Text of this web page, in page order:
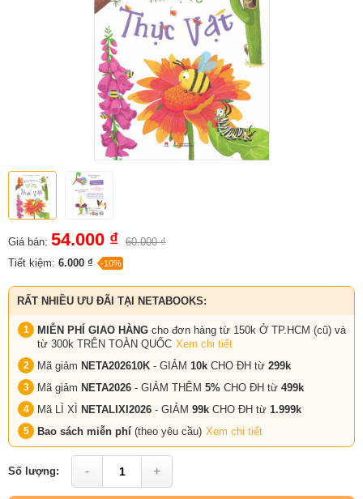
Giá bán: 54.000 ₫ 60.000 ₫
Tiết kiệm: 6.000 ₫ -10%
RẤT NHIỀU ƯU ĐÃI TẠI NETABOOKS:
MIỄN PHÍ GIAO HÀNG cho đơn hàng từ 150k Ở TP.HCM (cũ) và
từ 300k TRÊN TOÀN QUỐC Xem chi tiết
Mã giảm NETA202610K - GIẢM 10k CHO ĐH từ 299k
Mã giảm NETA2026 - GIẢM THÊM 5% CHO ĐH từ 499k
Mã LÌ XÌ NETALIXI2026 - GIẢM 99k CHO ĐH từ 1.999k
Bao sách miễn phí (theo yêu cầu) Xem chi tiết
Số lượng: - +